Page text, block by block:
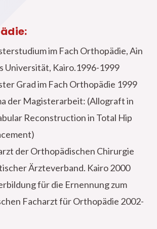
im Fach Orthopädie, Ain
Universität, Kairo.1996-1999
Grad im Fach Orthopädie 1999
der Magisterarbeit: (Allograft in
Reconstruction in Total Hip
der Orthopädischen Chirurgie
Ärzteverband. Kairo 2000
für die Ernennung zum
Facharzt für Orthopädie 2002-